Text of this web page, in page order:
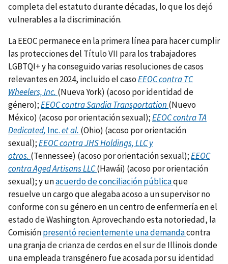
completa del estatuto durante décadas, lo que los dejó
vulnerables a la discriminación.
La EEOC permanece en la primera línea para hacer cumplir
las protecciones del Título VII para los trabajadores
LGBTQI+ y ha conseguido varias resoluciones de casos
relevantes en 2024, incluido el casoEEOC contra TC
Wheelers, Inc. (Nueva York) (acoso por identidad de
género);EEOC contra Sandia Transportation (Nuevo
México) (acoso por orientación sexual);EEOC contra TA
Dedicated, Inc.et al. (Ohio) (acoso por orientación
sexual);EEOC contra JHS Holdings, LLC y
otros. (Tennessee) (acoso por orientación sexual);EEOC
contra Aged Artisans LLC(Hawái) (acoso por orientación
sexual); y unacuerdo de conciliación públicaque
resuelve un cargo que alegaba acoso a un supervisor no
conforme con su género en un centro de enfermería en el
estado de Washington. Aprovechando esta notoriedad, la
Comisiónpresentó recientemente una demandacontra
una granja de crianza de cerdos en el sur de Illinois donde
una empleada transgénero fue acosada por su identidad